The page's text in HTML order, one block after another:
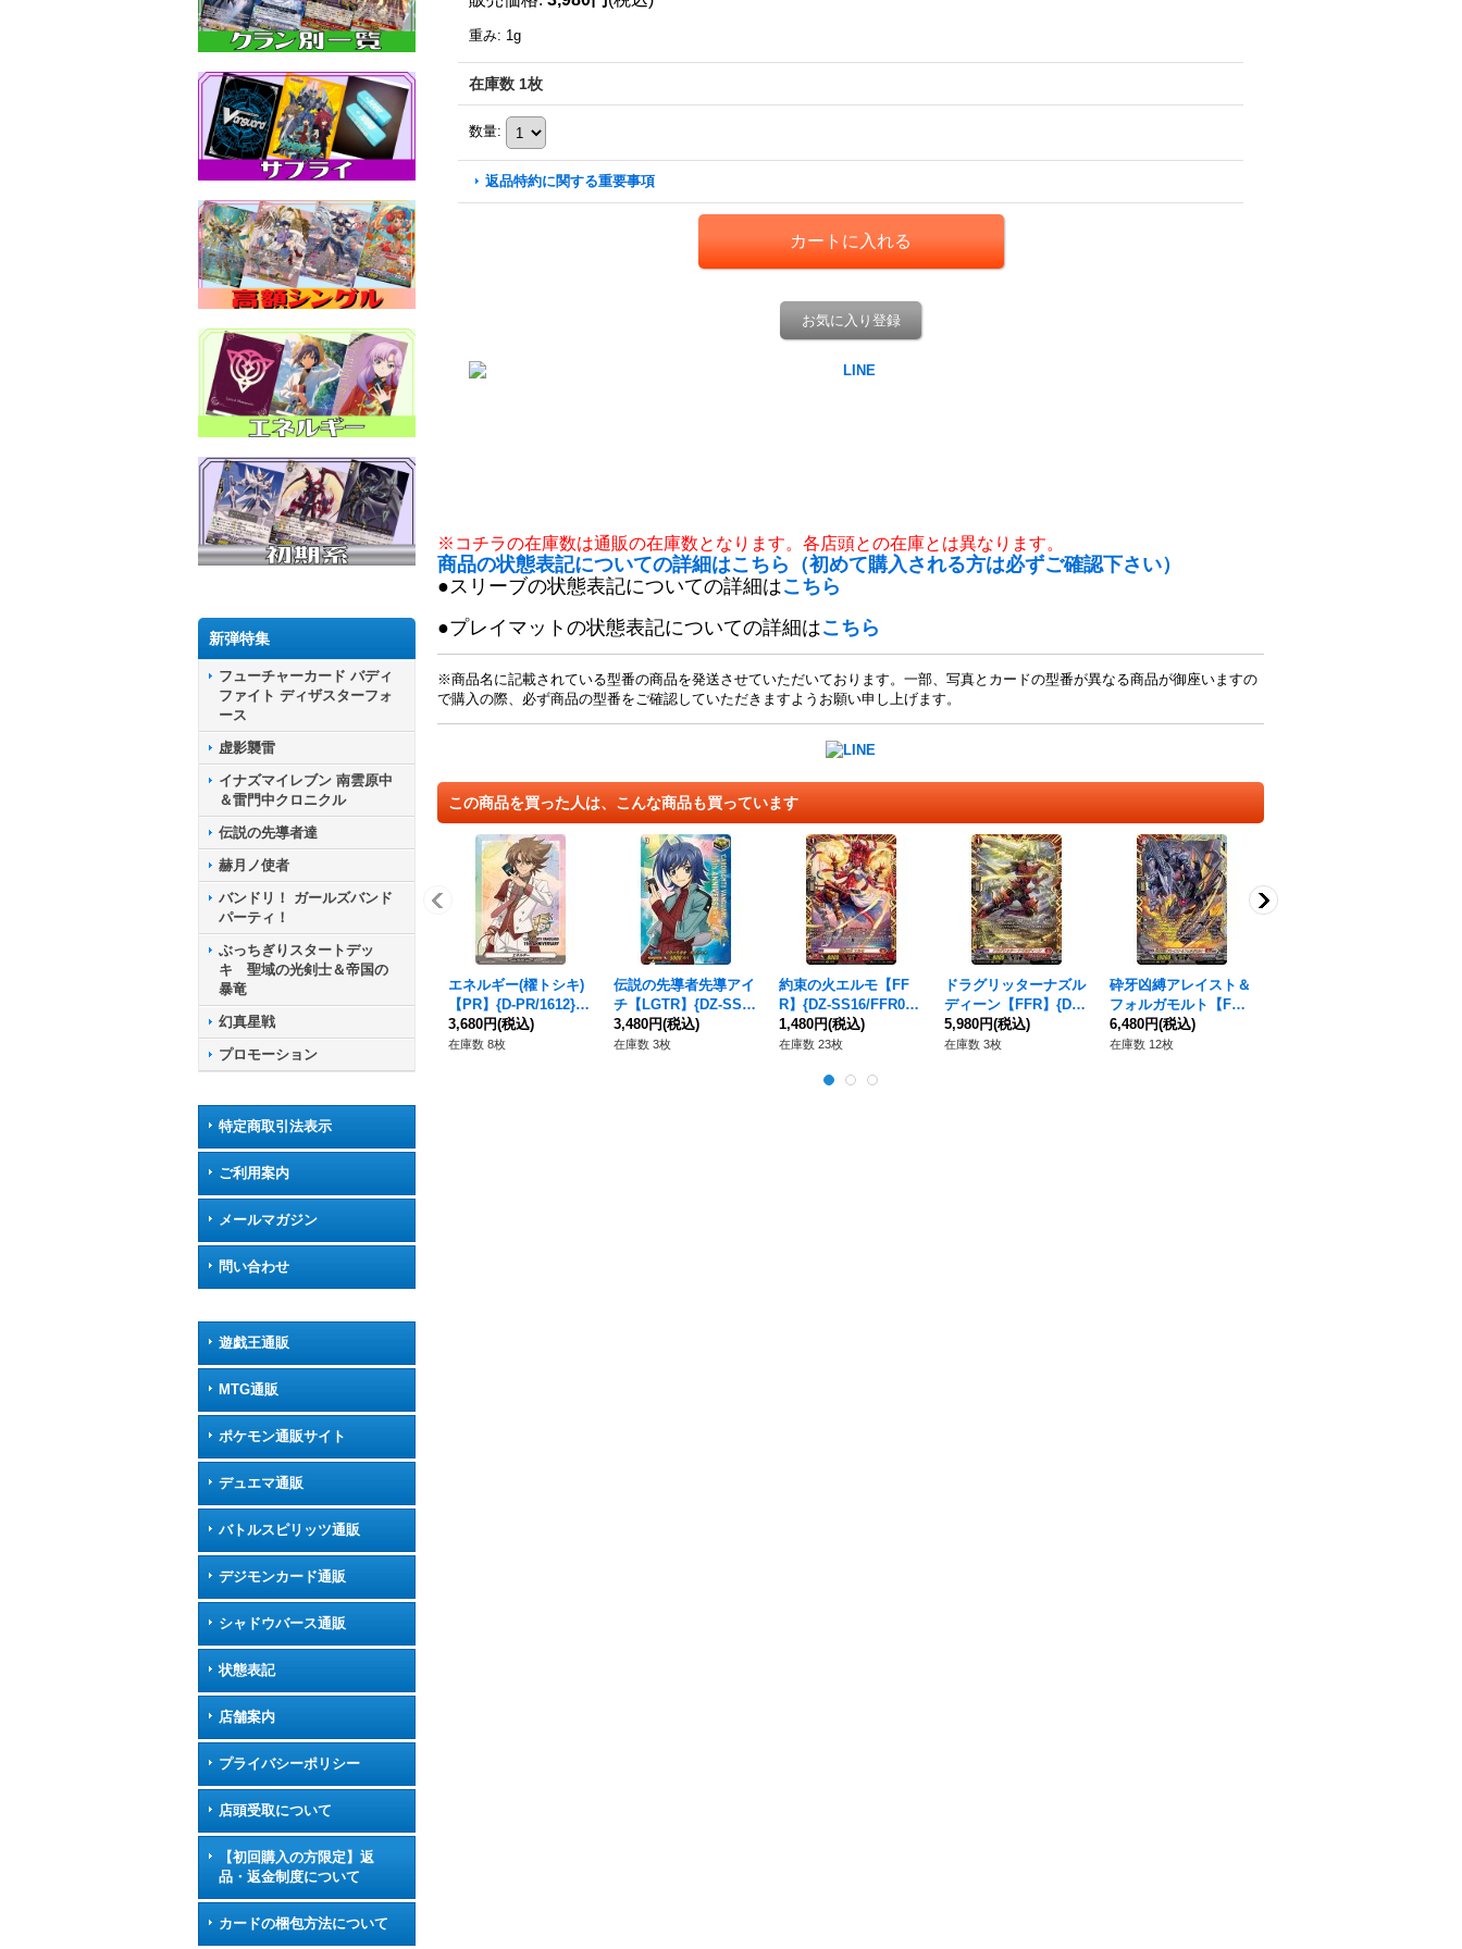
新弾特集
フューチャーカード バディ
ファイト ディザスターフォ
ース
虚影襲雷
イナズマイレブン 南雲原中
＆雷門中クロニクル
伝説の先導者達
赫月ノ使者
バンドリ！ ガールズバンド
パーティ！
ぶっちぎりスタートデッ
キ 聖域の光剣士＆帝国の
暴竜
幻真星戦
プロモーション
特定商取引法表示
ご利用案内
メールマガジン
問い合わせ
遊戯王通販
MTG通販
ポケモン通販サイト
デュエマ通販
バトルスピリッツ通販
デジモンカード通販
シャドウバース通販
状態表記
店舗案内
プライバシーポリシー
店頭受取について
【初回購入の方限定】返
品・返金制度について
カードの梱包方法について
重み: 1g
在庫数 1枚
数量:
返品特約に関する重要事項
お気に入り登録
※コチラの在庫数は通販の在庫数となります。各店頭との在庫とは異なります。
商品の状態表記についての詳細はこちら（初めて購入される方は必ずご確認下さい）
●スリーブの状態表記についての詳細はこちら
●プレイマットの状態表記についての詳細はこちら
※商品名に記載されている型番の商品を発送させていただいております。一部、写真とカードの型番が異なる商品が御座いますの
で購入の際、必ず商品の型番をご確認していただきますようお願い申し上げます。
この商品を買った人は、こんな商品も買っています
エネルギー(櫂トシキ)
【PR】{D-PR/1612}
《その他》
3,680円(税込)
在庫数 8枚
伝説の先導者先導アイ
チ【LGTR】{DZ-SS1
6/LGTR01}《その他》
3,480円(税込)
在庫数 3枚
約束の火エルモ【FF
R】{DZ-SS16/FFR04}
《ドラゴンエンパイ
ア》
1,480円(税込)
在庫数 23枚
ドラグリッターナズル
ディーン【FFR】{DZ-
SS16/FFR01}《ドラゴ
ンエンパイア》
5,980円(税込)
在庫数 3枚
砕牙凶縛アレイスト＆
フォルガモルト【FF
R】{DZ-SS16/FFR20}
《ドラゴンエンパイ
6,480円(税込)
在庫数 12枚